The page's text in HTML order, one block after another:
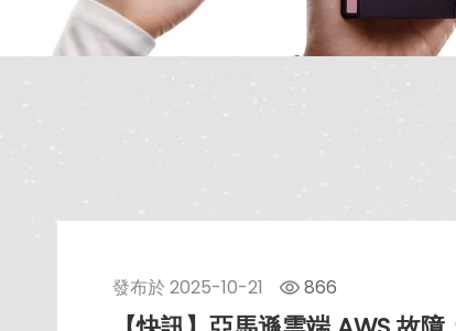
發布於 2025-10-21 866